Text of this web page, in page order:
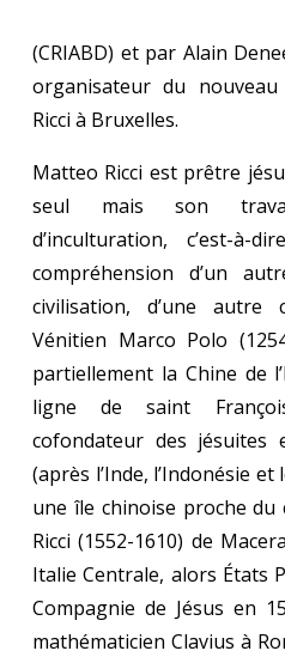
(CRIABD) et par Alain
organisateur du
Ricci à Bruxelles.
Matteo Ricci est prêtre
seul mais son
d’inculturation, c’est-à-
compréhension d’un
civilisation, d’une
Vénitien Marco Polo
partiellement la Chine de
ligne de saint
cofondateur des jésuites
(après l’Inde, l’Indonésie
une île chinoise proche
Ricci (1552-1610) de
Italie Centrale, alors États
Compagnie de Jésus en
mathématicien Clavius à